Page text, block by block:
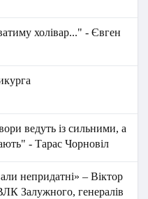
холівар..." - Євген
ведуть із сильними, а
- Тарас Чорновіл
непридатні» – Віктор
Залужного, генералів